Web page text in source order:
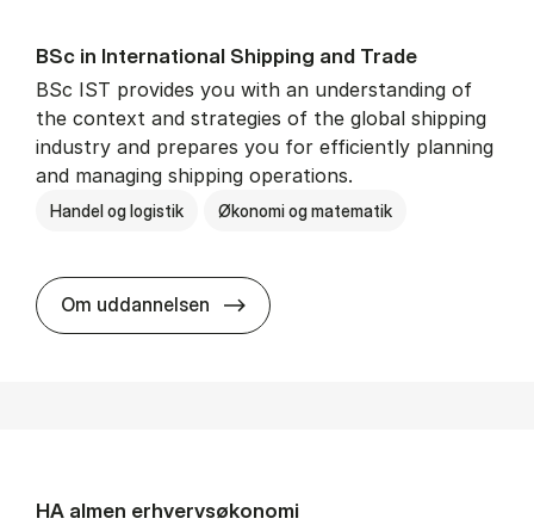
BSc in In­ter­na­tion­al Ship­ping and Trade
BSc IST provides you with an understanding of
the context and strategies of the global shipping
industry and prepares you for efficiently planning
and managing shipping operations.
Handel og logistik Økonomi og matematik
Om uddannelsen BSc in In­ter­na­tion­al Ship­ping
HA al­men erhvervs­økonomi